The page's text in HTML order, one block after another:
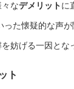
なデメリットに
った懐疑的な声
妨げる一因とな
ト